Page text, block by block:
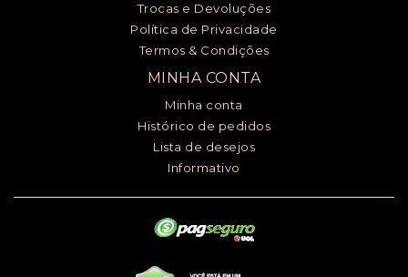
Trocas e Devoluções
Política de Privacidade
Termos & Condições
MINHA CONTA
Minha conta
Histórico de pedidos
Lista de desejos
Informativo